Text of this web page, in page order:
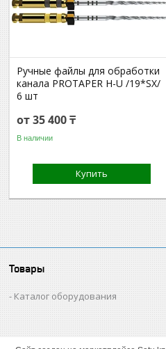
Ручные файлы для обработки
канала PROTAPER H-U /19*SX/
6 шт
от 35 400 ₸
В наличии
Купить
Товары
Каталог оборудования